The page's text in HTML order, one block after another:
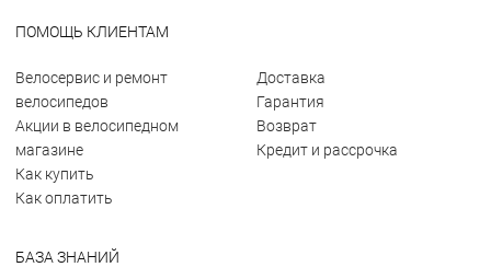
ПОМОЩЬ КЛИЕНТАМ
Велосервис и ремонт
велосипедов
Акции в велосипедном
магазине
Как купить
Как оплатить
Доставка
Гарантия
Возврат
Кредит и рассрочка
БАЗА ЗНАНИЙ